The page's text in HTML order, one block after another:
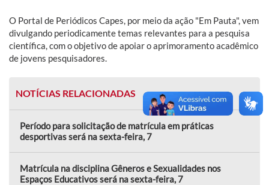
O Portal de Periódicos Capes, por meio da ação "Em Pauta", vem
divulgando periodicamente temas relevantes para a pesquisa
científica, com o objetivo de apoiar o aprimoramento acadêmico
de jovens pesquisadores.
NOTÍCIAS RELACIONADAS
Período para solicitação de matrícula em práticas
desportivas será na sexta-feira, 7
Matrícula na disciplina Gêneros e Sexualidades nos
Espaços Educativos será na sexta-feira, 7